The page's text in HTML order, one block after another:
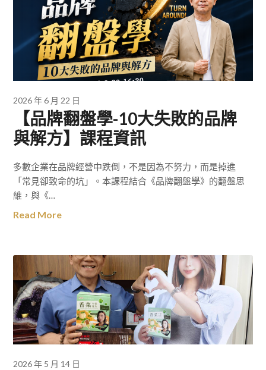
2026 年 6 月 22 日
【品牌翻盤學-10大失敗的品牌
與解方】課程資訊
多數企業在品牌經營中跌倒，不是因為不努力，而是掉進
「常見卻致命的坑」。本課程結合《品牌翻盤學》的翻盤思
維，與《…
Read More
2026 年 5 月 14 日